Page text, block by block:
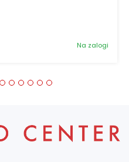
Na zalogi